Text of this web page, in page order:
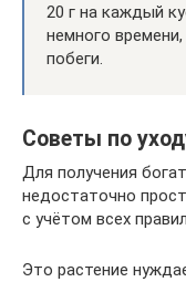
20 г на каждый
немного
побеги.
Советы по
Для получения
недостаточно
с учётом всех
Это растение